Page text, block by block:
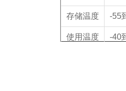
存储温度 -55
使用温度 -40